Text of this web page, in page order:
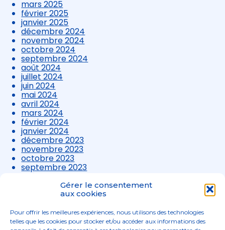
Gérer le consentement
aux cookies
Pour offrir les meilleures expériences, nous utilisons des technologies
telles que les cookies pour stocker et/ou accéder aux informations des
mars 2025
février 2025
janvier 2025
décembre 2024
novembre 2024
octobre 2024
septembre 2024
août 2024
juillet 2024
juin 2024
mai 2024
avril 2024
mars 2024
février 2024
janvier 2024
décembre 2023
novembre 2023
octobre 2023
septembre 2023
août 2023
juillet 2023
avril 2023
mars 2023